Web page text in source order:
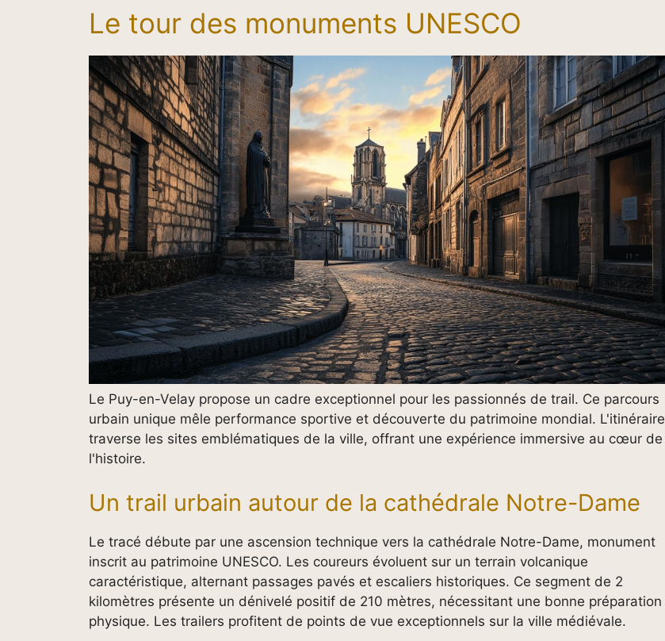
Le tour des monuments UNESCO
Le Puy-en-Velay propose un cadre exceptionnel pour les passionnés de trail. Ce parcours
urbain unique mêle performance sportive et découverte du patrimoine mondial. L'itinéraire
traverse les sites emblématiques de la ville, offrant une expérience immersive au cœur de
l'histoire.
Un trail urbain autour de la cathédrale Notre-Dame
Le tracé débute par une ascension technique vers la cathédrale Notre-Dame, monument
inscrit au patrimoine UNESCO. Les coureurs évoluent sur un terrain volcanique
caractéristique, alternant passages pavés et escaliers historiques. Ce segment de 2
kilomètres présente un dénivelé positif de 210 mètres, nécessitant une bonne préparation
physique. Les trailers profitent de points de vue exceptionnels sur la ville médiévale.